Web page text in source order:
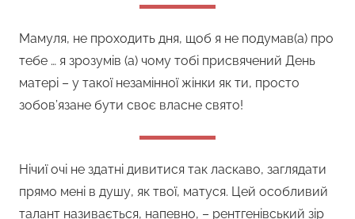
Мамуля, не проходить дня, щоб я не подумав(а) про
тебе … я зрозумів (а) чому тобі присвячений День
матері – у такої незамінної жінки як ти, просто
зобов’язане бути своє власне свято!
Нічиї очі не здатні дивитися так ласкаво, заглядати
прямо мені в душу, як твої, матуся. Цей особливий
талант називається, напевно, – рентгенівський зір